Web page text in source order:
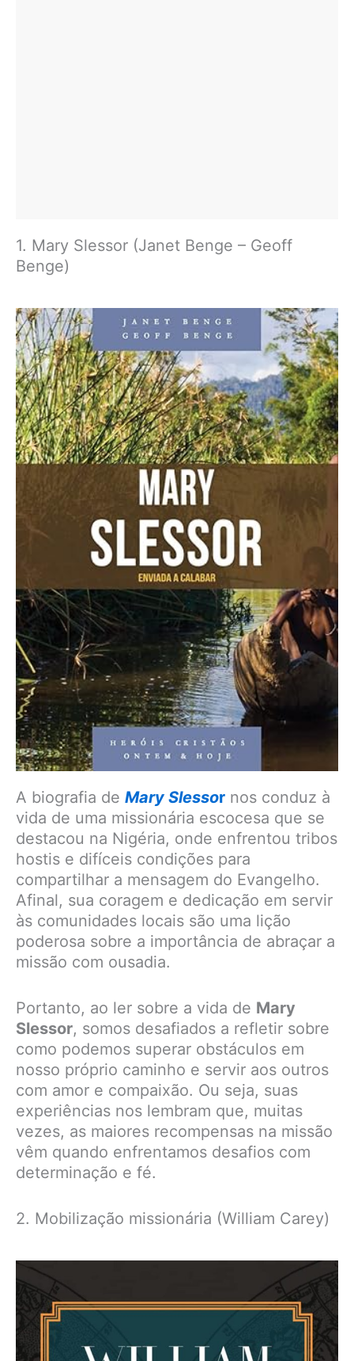
1. Mary Slessor (Janet Benge – Geoff
Benge)
A biografia de Mary Slessor nos conduz à
vida de uma missionária escocesa que se
destacou na Nigéria, onde enfrentou tribos
hostis e difíceis condições para
compartilhar a mensagem do Evangelho.
Afinal, sua coragem e dedicação em servir
às comunidades locais são uma lição
poderosa sobre a importância de abraçar a
missão com ousadia.
Portanto, ao ler sobre a vida de Mary
Slessor, somos desafiados a refletir sobre
como podemos superar obstáculos em
nosso próprio caminho e servir aos outros
com amor e compaixão. Ou seja, suas
experiências nos lembram que, muitas
vezes, as maiores recompensas na missão
vêm quando enfrentamos desafios com
determinação e fé.
2. Mobilização missionária (William Carey)